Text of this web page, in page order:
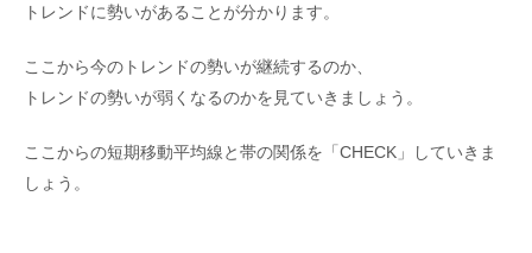
トレンドに勢いがあることが分かります。
ここから今のトレンドの勢いが継続するのか、
トレンドの勢いが弱くなるのかを見ていきましょう。
ここからの短期移動平均線と帯の関係を「CHECK」していきま
しょう。